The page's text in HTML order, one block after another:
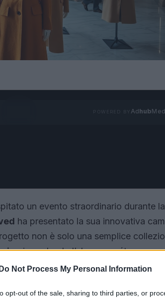
Do Not Process My Personal Information
opt-out of the sale, sharing to third parties, or
Adhub
un evento straordinario durante la
ha presentato la sua innovativa
non è solo una semplice
, riprendendo l’eleganza rétro e